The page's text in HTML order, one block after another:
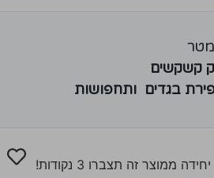
קשקשים
בגדים ותחפושות
ממוצר זה תצברו 3 נקודות!